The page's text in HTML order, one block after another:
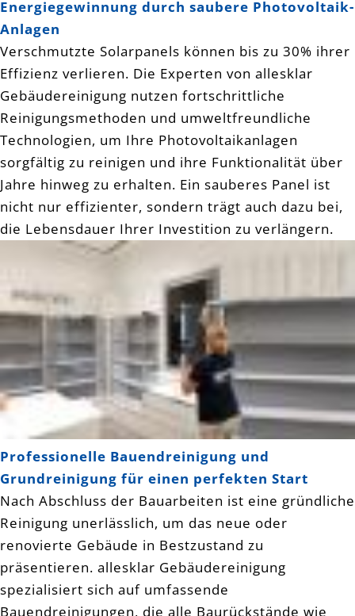
Energiegewinnung durch saubere Photovoltaik-
Anlagen
Verschmutzte Solarpanels können bis zu 30% ihrer
Effizienz verlieren. Die Experten von allesklar
Gebäudereinigung nutzen fortschrittliche
Reinigungsmethoden und umweltfreundliche
Technologien, um Ihre Photovoltaikanlagen
sorgfältig zu reinigen und ihre Funktionalität über
Jahre hinweg zu erhalten. Ein sauberes Panel ist
nicht nur effizienter, sondern trägt auch dazu bei,
die Lebensdauer Ihrer Investition zu verlängern.
Professionelle Bauendreinigung und
Grundreinigung für einen perfekten Start
Nach Abschluss der Bauarbeiten ist eine gründliche
Reinigung unerlässlich, um das neue oder
renovierte Gebäude in Bestzustand zu
präsentieren. allesklar Gebäudereinigung
spezialisiert sich auf umfassende
Bauendreinigungen, die alle Baurückstände wie